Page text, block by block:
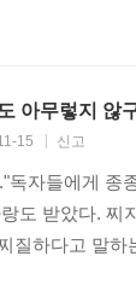
아무렇지 않
15 신고
독자들에게 종
도 받았다.
질하다고 말